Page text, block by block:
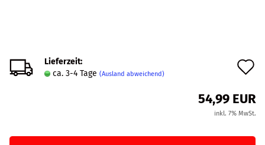
Lieferzeit:
ca. 3-4 Tage (Ausland abweichend)
54,99 EUR
inkl. 7% MwSt.